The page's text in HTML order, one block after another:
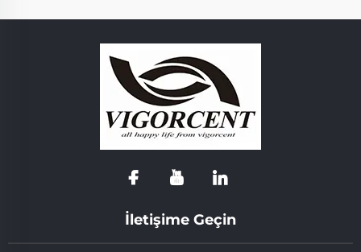
İletişime Geçin